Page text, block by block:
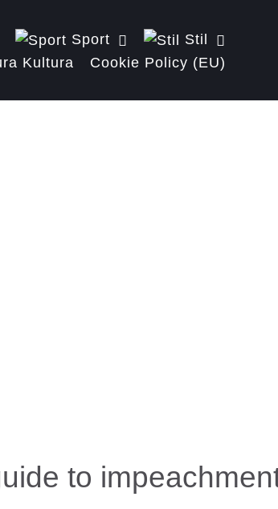
Sport
Stil
Kultura Cookie Policy (EU)
to